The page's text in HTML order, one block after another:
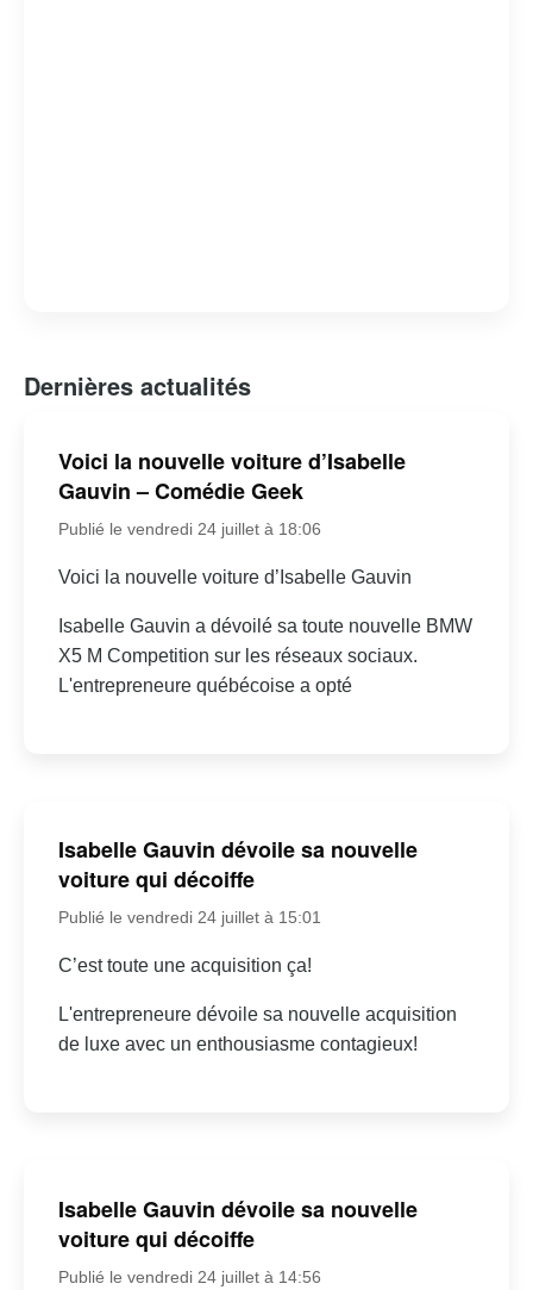
Dernières actualités
Voici la nouvelle voiture d’Isabelle
Gauvin – Comédie Geek
Publié le vendredi 24 juillet à 18:06
Voici la nouvelle voiture d’Isabelle Gauvin
Isabelle Gauvin a dévoilé sa toute nouvelle BMW
X5 M Competition sur les réseaux sociaux.
L'entrepreneure québécoise a opté
Isabelle Gauvin dévoile sa nouvelle
voiture qui décoiffe
Publié le vendredi 24 juillet à 15:01
C’est toute une acquisition ça!
L'entrepreneure dévoile sa nouvelle acquisition
de luxe avec un enthousiasme contagieux!
Isabelle Gauvin dévoile sa nouvelle
voiture qui décoiffe
Publié le vendredi 24 juillet à 14:56